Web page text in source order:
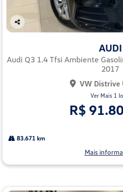
Co
lhe
AUDI
Audi Q3 1.4 Tfsi Ambiente
2017
VW Distrive
Ver Mais 1
R$
83.671 km
Mais